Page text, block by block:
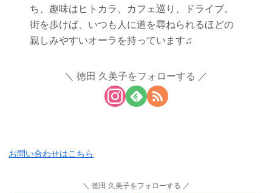
ち、趣味はヒトカラ、カフェ巡り、ドライブ。
街を歩けば、いつも人に道を尋ねられるほどの
親しみやすいオーラを持っています♫
徳田 久美子をフォローする
お問い合わせはこちら
徳田 久美子をフォローする